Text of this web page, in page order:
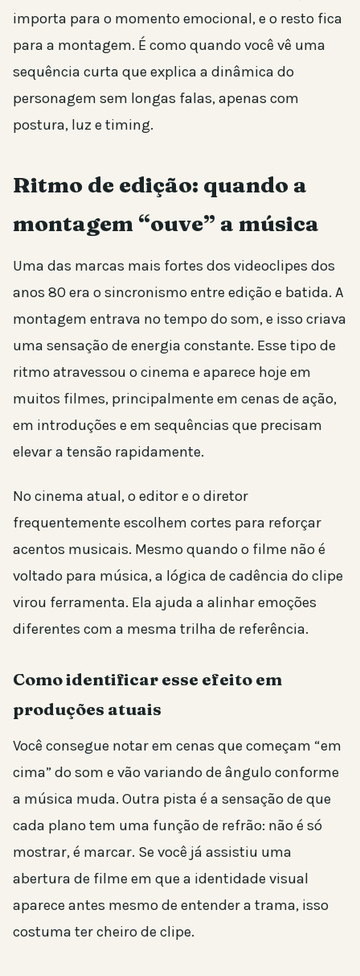
importa para o momento emocional, e o resto fica
para a montagem. É como quando você vê uma
sequência curta que explica a dinâmica do
personagem sem longas falas, apenas com
postura, luz e timing.
Ritmo de edição: quando a
montagem “ouve” a música
Uma das marcas mais fortes dos videoclipes dos
anos 80 era o sincronismo entre edição e batida. A
montagem entrava no tempo do som, e isso criava
uma sensação de energia constante. Esse tipo de
ritmo atravessou o cinema e aparece hoje em
muitos filmes, principalmente em cenas de ação,
em introduções e em sequências que precisam
elevar a tensão rapidamente.
No cinema atual, o editor e o diretor
frequentemente escolhem cortes para reforçar
acentos musicais. Mesmo quando o filme não é
voltado para música, a lógica de cadência do clipe
virou ferramenta. Ela ajuda a alinhar emoções
diferentes com a mesma trilha de referência.
Como identificar esse efeito em
produções atuais
Você consegue notar em cenas que começam “em
cima” do som e vão variando de ângulo conforme
a música muda. Outra pista é a sensação de que
cada plano tem uma função de refrão: não é só
mostrar, é marcar. Se você já assistiu uma
abertura de filme em que a identidade visual
aparece antes mesmo de entender a trama, isso
costuma ter cheiro de clipe.